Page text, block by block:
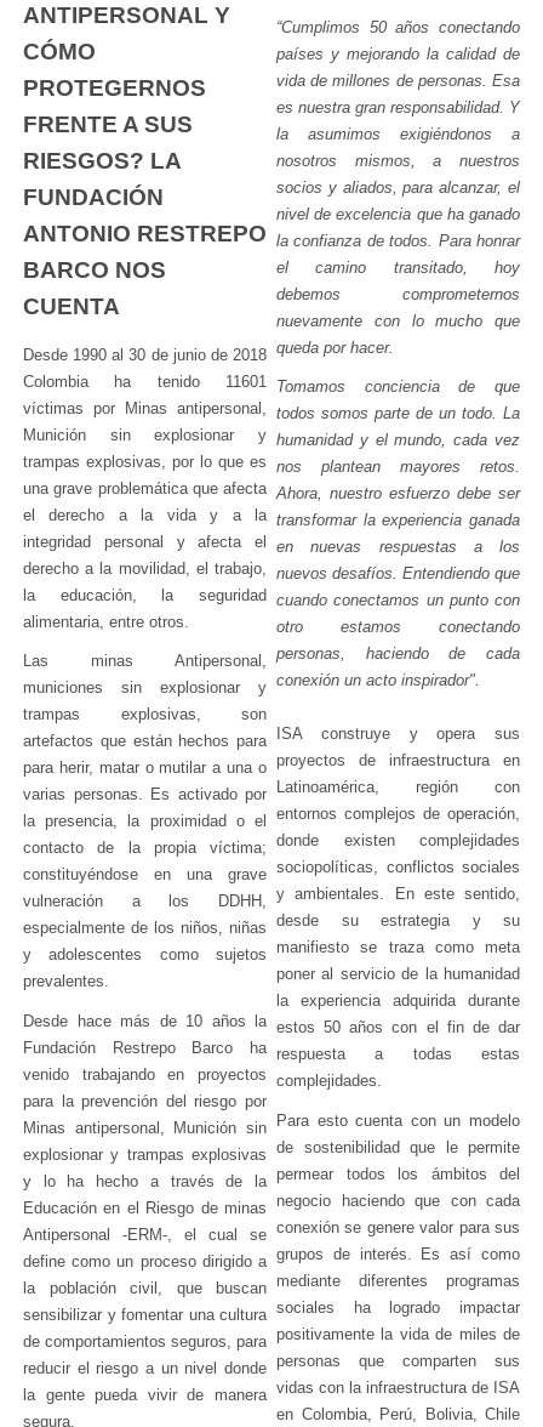
ANTIPERSONAL Y
CÓMO
PROTEGERNOS
FRENTE A SUS
RIESGOS? LA
FUNDACIÓN
ANTONIO RESTREPO
BARCO NOS
CUENTA
Desde 1990 al 30 de junio de 2018
Colombia ha tenido 11601
víctimas por Minas antipersonal,
Munición sin explosionar y
trampas explosivas, por lo que es
una grave problemática que afecta
el derecho a la vida y a la
integridad personal y afecta el
derecho a la movilidad, el trabajo,
la educación, la seguridad
alimentaria, entre otros.
Las minas Antipersonal,
municiones sin explosionar y
trampas explosivas, son
artefactos que están hechos para
para herir, matar o mutilar a una o
varias personas. Es activado por
la presencia, la proximidad o el
contacto de la propia víctima;
constituyéndose en una grave
vulneración a los DDHH,
especialmente de los niños, niñas
y adolescentes como sujetos
prevalentes.
Desde hace más de 10 años la
Fundación Restrepo Barco ha
venido trabajando en proyectos
para la prevención del riesgo por
Minas antipersonal, Munición sin
explosionar y trampas explosivas
y lo ha hecho a través de la
Educación en el Riesgo de minas
Antipersonal -ERM-, el cual se
define como un proceso dirigido a
la población civil, que buscan
sensibilizar y fomentar una cultura
de comportamientos seguros, para
reducir el riesgo a un nivel donde
la gente pueda vivir de manera
segura.
“Cumplimos 50 años conectando
países y mejorando la calidad de
vida de millones de personas. Esa
es nuestra gran responsabilidad. Y
la asumimos exigiéndonos a
nosotros mismos, a nuestros
socios y aliados, para alcanzar, el
nivel de excelencia que ha ganado
la confianza de todos. Para honrar
el camino transitado, hoy
debemos comprometernos
nuevamente con lo mucho que
queda por hacer.
Tomamos conciencia de que
todos somos parte de un todo. La
humanidad y el mundo, cada vez
nos plantean mayores retos.
Ahora, nuestro esfuerzo debe ser
transformar la experiencia ganada
en nuevas respuestas a los
nuevos desafíos. Entendiendo que
cuando conectamos un punto con
otro estamos conectando
personas, haciendo de cada
conexión un acto inspirador".
ISA construye y opera sus
proyectos de infraestructura en
Latinoamérica, región con
entornos complejos de operación,
donde existen complejidades
sociopolíticas, conflictos sociales
y ambientales. En este sentido,
desde su estrategia y su
manifiesto se traza como meta
poner al servicio de la humanidad
la experiencia adquirida durante
estos 50 años con el fin de dar
respuesta a todas estas
complejidades.
Para esto cuenta con un modelo
de sostenibilidad que le permite
permear todos los ámbitos del
negocio haciendo que con cada
conexión se genere valor para sus
grupos de interés. Es así como
mediante diferentes programas
sociales ha logrado impactar
positivamente la vida de miles de
personas que comparten sus
vidas con la infraestructura de ISA
en Colombia, Perú, Bolivia, Chile